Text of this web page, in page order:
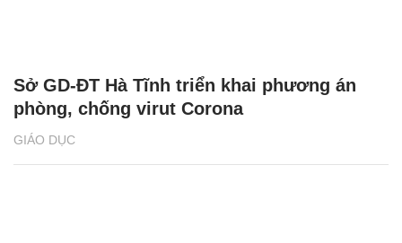
GIÁO DỤC
Sở GD-ĐT Hà Tĩnh triển khai phương án
phòng, chống virut Corona